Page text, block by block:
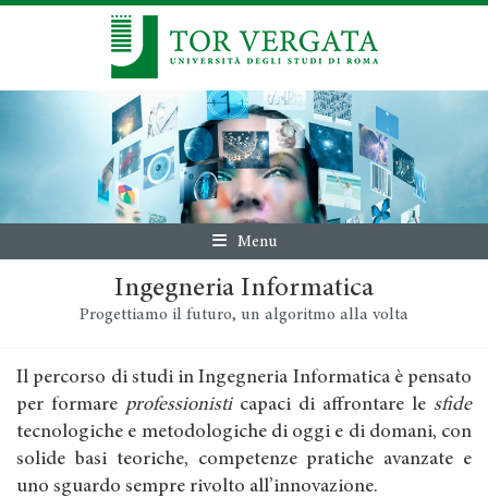
Menu
Ingegneria Informatica
Progettiamo il futuro, un algoritmo alla volta
Il percorso di studi in Ingegneria Informatica è pensato
per formare professionisticapaci di affrontare le sfide
tecnologiche e metodologiche di oggi e di domani, con
solide basi teoriche, competenze pratiche avanzate e
uno sguardo sempre rivolto all’innovazione.